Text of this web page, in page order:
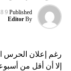
Published
9 years ago
By
Editor
رغم إعلان الحرس
إلا أن أقل من